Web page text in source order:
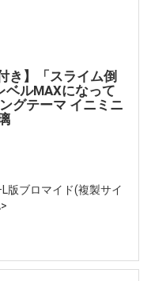
き】「スライム倒
ベルMAXになって
グテーマ イニミニ
版ブロマイド(複製サイ